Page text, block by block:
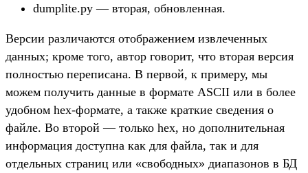
dumplite.py — вторая, обновленная.
Версии различаются отображением извлеченных
данных; кроме того, автор говорит, что вторая версия
полностью переписана. В первой, к примеру, мы
можем получить данные в формате ASCII или в более
удобном hex-формате, а также краткие сведения о
файле. Во второй — только hex, но дополнительная
информация доступна как для файла, так и для
отдельных страниц или «свободных» диапазонов в БД